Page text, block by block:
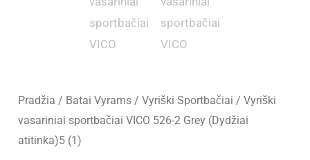
Pradžia / Batai Vyrams /Vyriški Sportbačiai / Vyriški
vasariniai sportbačiai VICO 526-2 Grey (Dydžiai
atitinka)5 (1)